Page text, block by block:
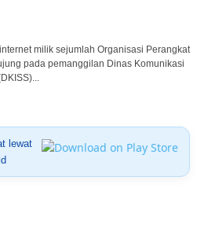
milik sejumlah Organisasi Perangkat
pada pemanggilan Dinas Komunikasi
lewat